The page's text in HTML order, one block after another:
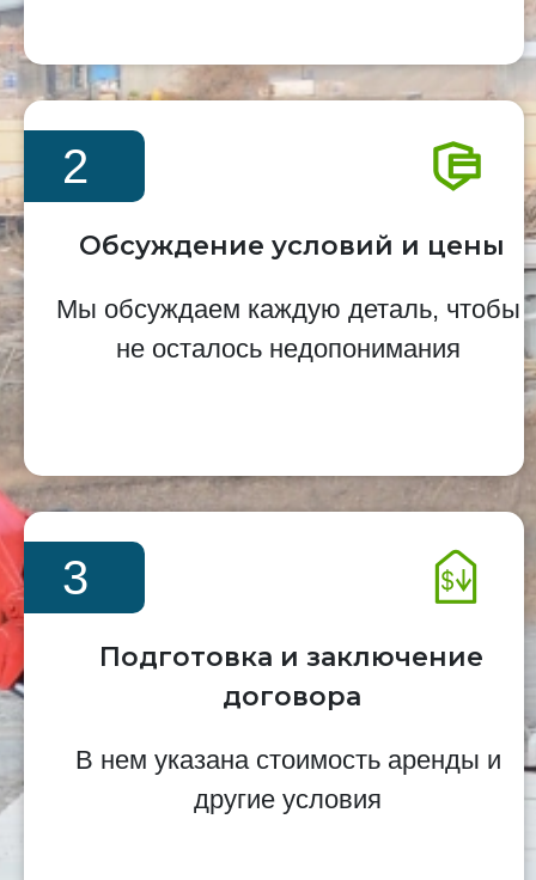
2
Обсуждение условий и цены
Мы обсуждаем каждую деталь, чтобы
не осталось недопонимания
3
Подготовка и заключение
договора
В нем указана стоимость аренды и
другие условия